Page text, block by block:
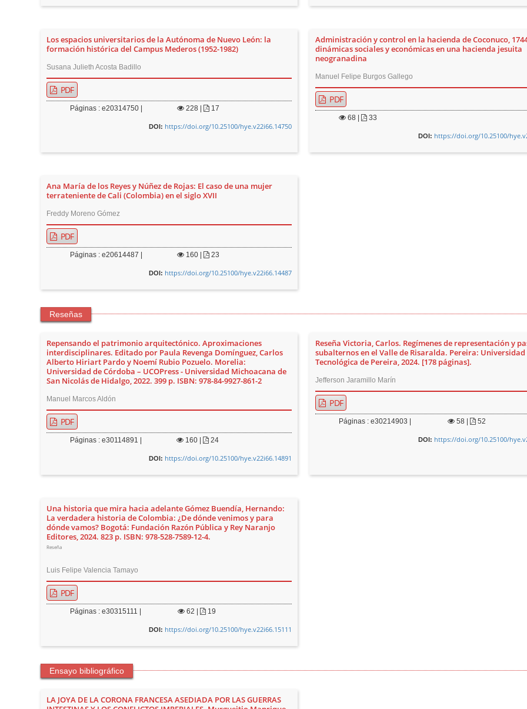
Los espacios universitarios de la Autónoma de Nuevo León: la
formación histórica del Campus Mederos (1952-1982)
Susana Julieth Acosta Badillo
PDF
Páginas : e20314750 | 228| 17
DOI: https://doi.org/10.25100/hye.v22i66.14750
Administración y control en la hacienda de Coconuco,
dinámicas sociales y económicas en una hacienda jesuita
neogranadina
Manuel Felipe Burgos Gallego
PDF
68 | 33
DOI: https://doi.org/10.25100/
Ana María de los Reyes y Núñez de Rojas: El caso de una mujer
terrateniente de Cali (Colombia) en el siglo XVII
Freddy Moreno Gómez
PDF
Páginas : e20614487 | 160| 23
DOI: https://doi.org/10.25100/hye.v22i66.14487
Reseñas
Repensando el patrimonio arquitectónico. Aproximaciones
interdisciplinares. Editado por Paula Revenga Domínguez, Carlos
Alberto Hiriart Pardo y Noemí Rubio Pozuelo. Morelia:
Universidad de Córdoba – UCOPress - Universidad Michoacana de
San Nicolás de Hidalgo, 2022. 399 p. ISBN: 978-84-9927-861-2
Manuel Marcos Aldón
PDF
Páginas : e30114891 | 160 | 24
DOI: https://doi.org/10.25100/hye.v22i66.14891
Reseña Victoria, Carlos. Regímenes de representación y
subalternos en el Valle de Risaralda. Pereira: Universidad
Tecnológica de Pereira, 2024. [178 páginas].
Jefferson Jaramillo Marín
PDF
Páginas : e30214903 | 58| 52
DOI: https://doi.org/10.25100/
Una historia que mira hacia adelante Gómez Buendía, Hernando:
La verdadera historia de Colombia: ¿De dónde venimos y para
dónde vamos? Bogotá: Fundación Razón Pública y Rey Naranjo
Editores, 2024. 823 p. ISBN: 978-528-7589-12-4.
Reseña
Luis Felipe Valencia Tamayo
PDF
Páginas : e30315111 | 62 | 19
DOI: https://doi.org/10.25100/hye.v22i66.15111
Ensayo bibliográfico
LA JOYA DE LA CORONA FRANCESA ASEDIADA POR LAS GUERRAS